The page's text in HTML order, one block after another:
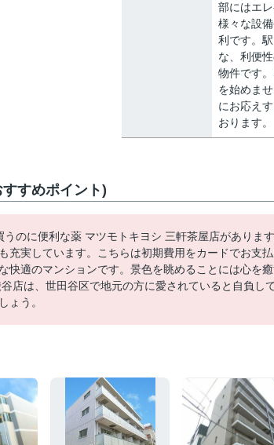
部にはエ
様々な設
利です。
な、利便
物件です
を始めま
にお応え
おります。
すめポイント)
のに便利な薬 マツモトキヨシ 三軒茶屋店がありま
充実しています。こちらは初期費用をカードでお支
快適のマンションです。景色を眺めることには心を
店は、世田谷区で地元の方に愛されていると自負し
ょう。